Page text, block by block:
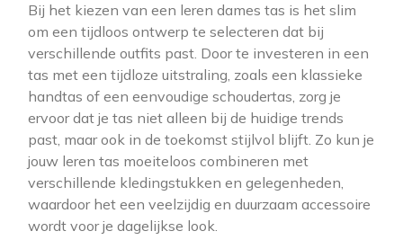
Bij het kiezen van een leren dames tas is het slim
om een tijdloos ontwerp te selecteren dat bij
verschillende outfits past. Door te investeren in een
tas met een tijdloze uitstraling, zoals een klassieke
handtas of een eenvoudige schoudertas, zorg je
ervoor dat je tas niet alleen bij de huidige trends
past, maar ook in de toekomst stijlvol blijft. Zo kun je
jouw leren tas moeiteloos combineren met
verschillende kledingstukken en gelegenheden,
waardoor het een veelzijdig en duurzaam accessoire
wordt voor je dagelijkse look.